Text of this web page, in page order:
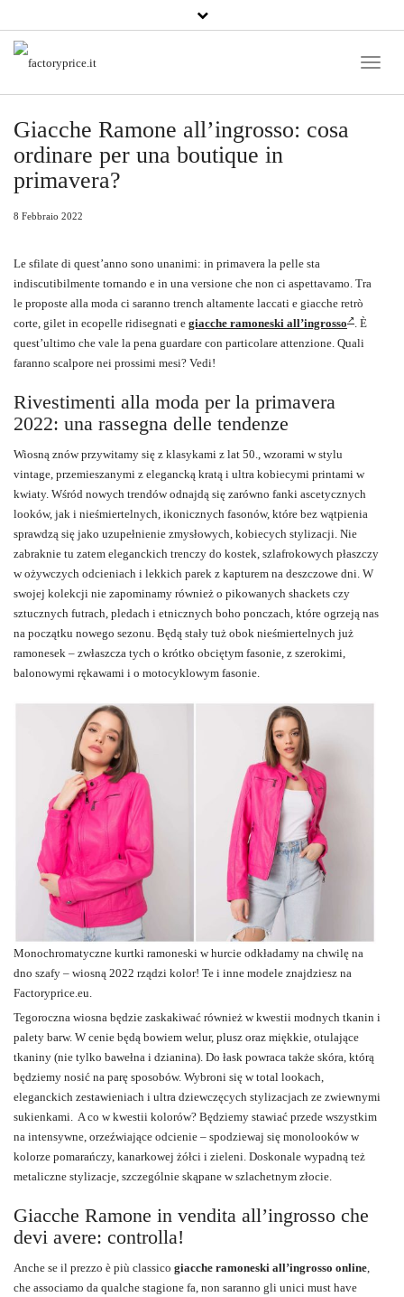
Toggle
Giacche Ramone all’ingrosso: cosa
ordinare per una boutique in
primavera?
8 Febbraio 2022
Le sfilate di quest’anno sono unanimi: in primavera la pelle sta
indiscutibilmente tornando e in una versione che non ci aspettavamo. Tra
le proposte alla moda ci saranno trench altamente laccati e giacche retrò
corte, gilet in ecopelle ridisegnati e giacche ramoneski all’ingrosso
. È
quest’ultimo che vale la pena guardare con particolare attenzione. Quali
faranno scalpore nei prossimi mesi? Vedi!
Rivestimenti alla moda per la primavera
2022: una rassegna delle tendenze
Wiosną znów przywitamy się z klasykami z lat 50., wzorami w stylu
vintage, przemieszanymi z elegancką kratą i ultra kobiecymi printami w
kwiaty. Wśród nowych trendów odnajdą się zarówno fanki ascetycznych
looków, jak i nieśmiertelnych, ikonicznych fasonów, które bez wątpienia
sprawdzą się jako uzupełnienie zmysłowych, kobiecych stylizacji. Nie
zabraknie tu zatem eleganckich trenczy do kostek, szlafrokowych płaszczy
w ożywczych odcieniach i lekkich parek z kapturem na deszczowe dni. W
swojej kolekcji nie zapominamy również o pikowanych shackets czy
sztucznych futrach, pledach i etnicznych boho ponczach, które ogrzeją nas
na początku nowego sezonu. Będą stały tuż obok nieśmiertelnych już
ramonesek – zwłaszcza tych o krótko obciętym fasonie, z szerokimi,
balonowymi rękawami i o motocyklowym fasonie.
Monochromatyczne kurtki ramoneski w hurcie odkładamy na chwilę na
dno szafy – wiosną 2022 rządzi kolor! Te i inne modele znajdziesz na
Factoryprice.eu
Tegoroczna wiosna będzie zaskakiwać również w kwestii modnych tkanin i
palety barw. W cenie będą bowiem welur, plusz oraz miękkie, otulające
tkaniny (nie tylko bawełna i dzianina). Do łask powraca także skóra, którą
będziemy nosić na parę sposobów. Wybroni się w total lookach,
eleganckich zestawieniach i ultra dziewczęcych stylizacjach ze zwiewnymi
sukienkami. A co w kwestii kolorów? Będziemy stawiać przede wszystkim
na intensywne, orzeźwiające odcienie – spodziewaj się monolooków w
kolorze pomarańczy, kanarkowej żółci i zieleni. Doskonale wypadną też
metaliczne stylizacje, szczególnie skąpane w szlachetnym złocie.
Giacche Ramone in vendita all’ingrosso che
devi avere: controlla!
Anche se il prezzo è più classico giacche ramoneski all’ingrosso online
che associamo da qualche stagione fa, non saranno gli unici must have